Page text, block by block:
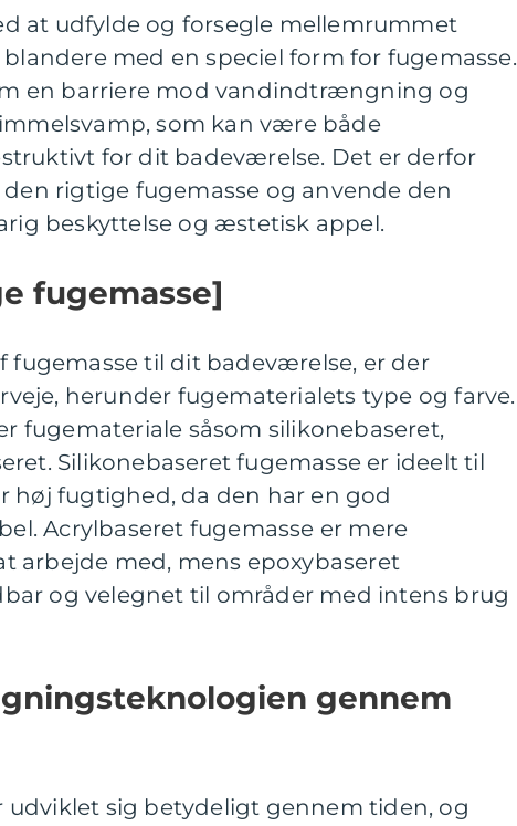
at udfylde og forsegle mellemrummet
med en speciel form for fugemasse.
en barriere mod vandindtrængning og
som kan være både
for dit badeværelse. Det er derfor
rigtige fugemasse og anvende den
beskyttelse og æstetisk appel.
fugemasse]
fugemasse til dit badeværelse, er der
herunder fugematerialets type og farve.
fugemateriale såsom silikonebaseret,
Silikonebaseret fugemasse er ideelt til
høj fugtighed, da den har en god
Acrylbaseret fugemasse er mere
arbejde med, mens epoxybaseret
og velegnet til områder med intens brug
gennem
sig betydeligt gennem tiden, og